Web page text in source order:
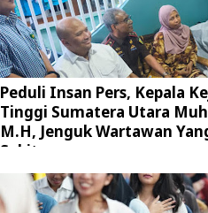
Peduli Insan Pers, Kepala
Tinggi Sumatera Utara
M.H, Jenguk Wartawan
Sakit